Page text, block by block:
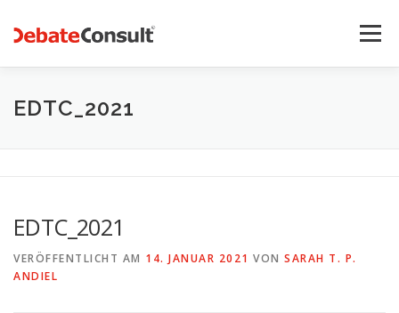
Inhalt
springen
Menü
UNSER ANGEBOT
EDTC_2021
EDTC_2021
VERÖFFENTLICHT AM 14. JANUAR 2021 VON SARAH T. P.
ANDIEL